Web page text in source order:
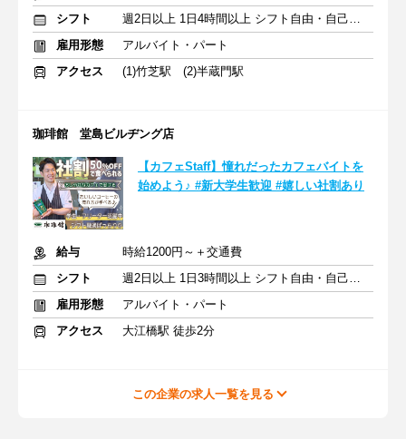
シフト
週2日以上 1日4時間以上 シフト自由・自己申告
雇用形態
アルバイト・パート
アクセス
(1)竹芝駅 (2)半蔵門駅
珈琲館 堂島ビルヂング店
【カフェStaff】憧れだったカフェバイトを
始めよう♪ #新大学生歓迎 #嬉しい社割あり
給与
時給1200円～＋交通費
シフト
週2日以上 1日3時間以上 シフト自由・自己申告
雇用形態
アルバイト・パート
アクセス
大江橋駅 徒歩2分
この企業の求人一覧を見る